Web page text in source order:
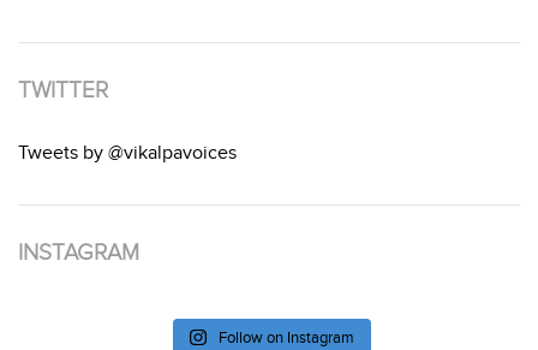
TWITTER
Tweets by @vikalpavoices
INSTAGRAM
Follow on Instagram